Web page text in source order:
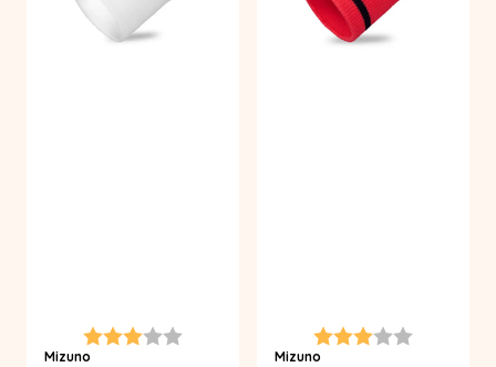
Karakter:
Mizuno
Karakter:
Mizuno